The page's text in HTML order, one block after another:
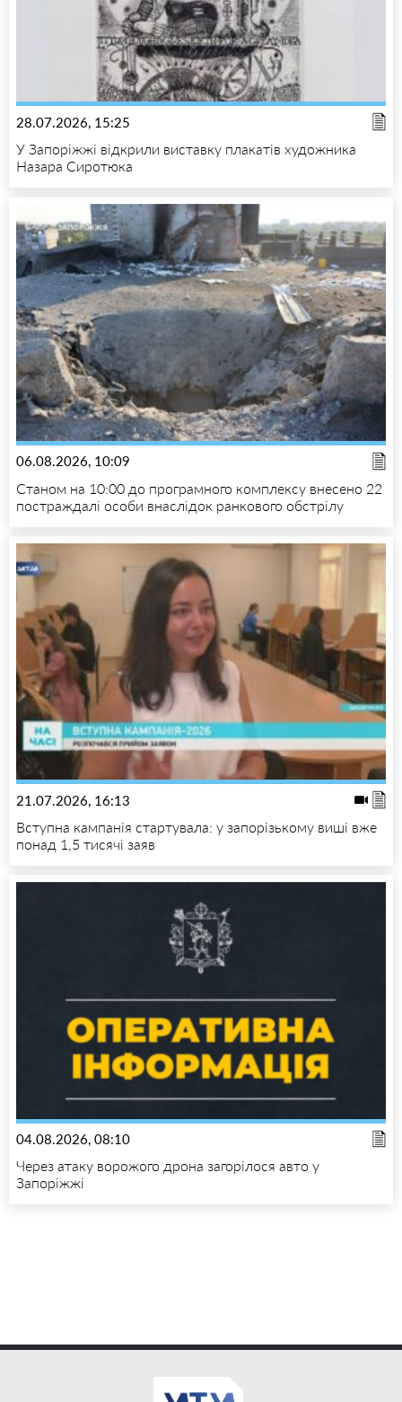
28.07.2026, 15:25
У Запоріжжі відкрили виставку плакатів художника
Назара Сиротюка
06.08.2026, 10:09
Станом на 10:00 до програмного комплексу внесено 22
постраждалі особи внаслідок ранкового обстрілу
21.07.2026, 16:13
Вступна кампанія стартувала: у запорізькому виші вже
понад 1,5 тисячі заяв
04.08.2026, 08:10
Через атаку ворожого дрона загорілося авто у
Запоріжжі